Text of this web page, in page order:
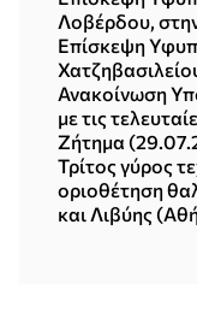
Λοβέρδου,
Επίσκεψη
Ανακοίνωση
με τις
Ζήτημα
Τρίτος γύρος
οριοθέτηση
και Λιβύης